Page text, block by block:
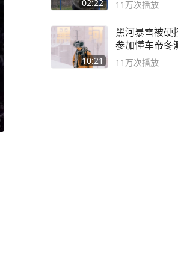
02:22 11万次播放
10:21
黑河暴雪被硬
参加懂车帝冬
11万次播放